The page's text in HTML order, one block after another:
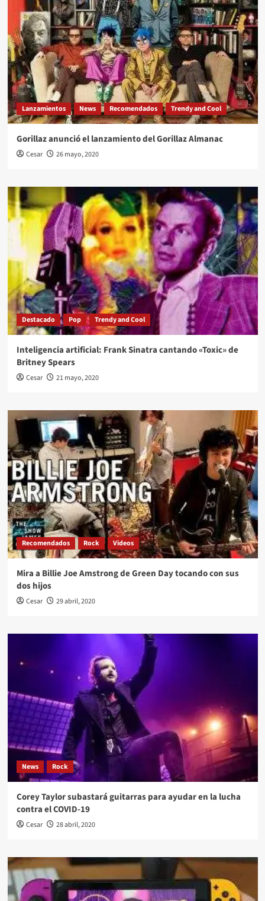
Lanzamientos News Recomendados Trendy and Cool
Gorillaz anunció el lanzamiento del Gorillaz Almanac
Cesar 26 mayo, 2020
Destacado Pop Trendy and Cool
Inteligencia artificial: Frank Sinatra cantando «Toxic» de
Britney Spears
Cesar 21 mayo, 2020
Recomendados Rock Videos
Mira a Billie Joe Amstrong de Green Day tocando con sus
dos hijos
Cesar 29 abril, 2020
News Rock
Corey Taylor subastará guitarras para ayudar en la lucha
contra el COVID-19
Cesar 28 abril, 2020